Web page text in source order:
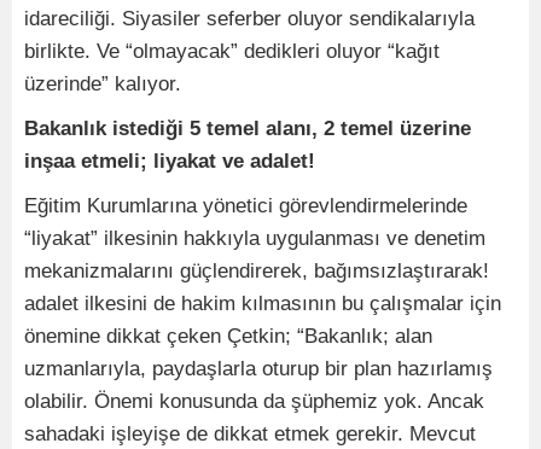
idareciliği. Siyasiler seferber oluyor sendikalarıyla
birlikte. Ve “olmayacak” dedikleri oluyor “kağıt
üzerinde” kalıyor.
Bakanlık istediği 5 temel alanı, 2 temel üzerine
inşaa etmeli; liyakat ve adalet!
Eğitim Kurumlarına yönetici görevlendirmelerinde
“liyakat” ilkesinin hakkıyla uygulanması ve denetim
mekanizmalarını güçlendirerek, bağımsızlaştırarak!
adalet ilkesini de hakim kılmasının bu çalışmalar için
önemine dikkat çeken Çetkin; “Bakanlık; alan
uzmanlarıyla, paydaşlarla oturup bir plan hazırlamış
olabilir. Önemi konusunda da şüphemiz yok. Ancak
sahadaki işleyişe de dikkat etmek gerekir. Mevcut